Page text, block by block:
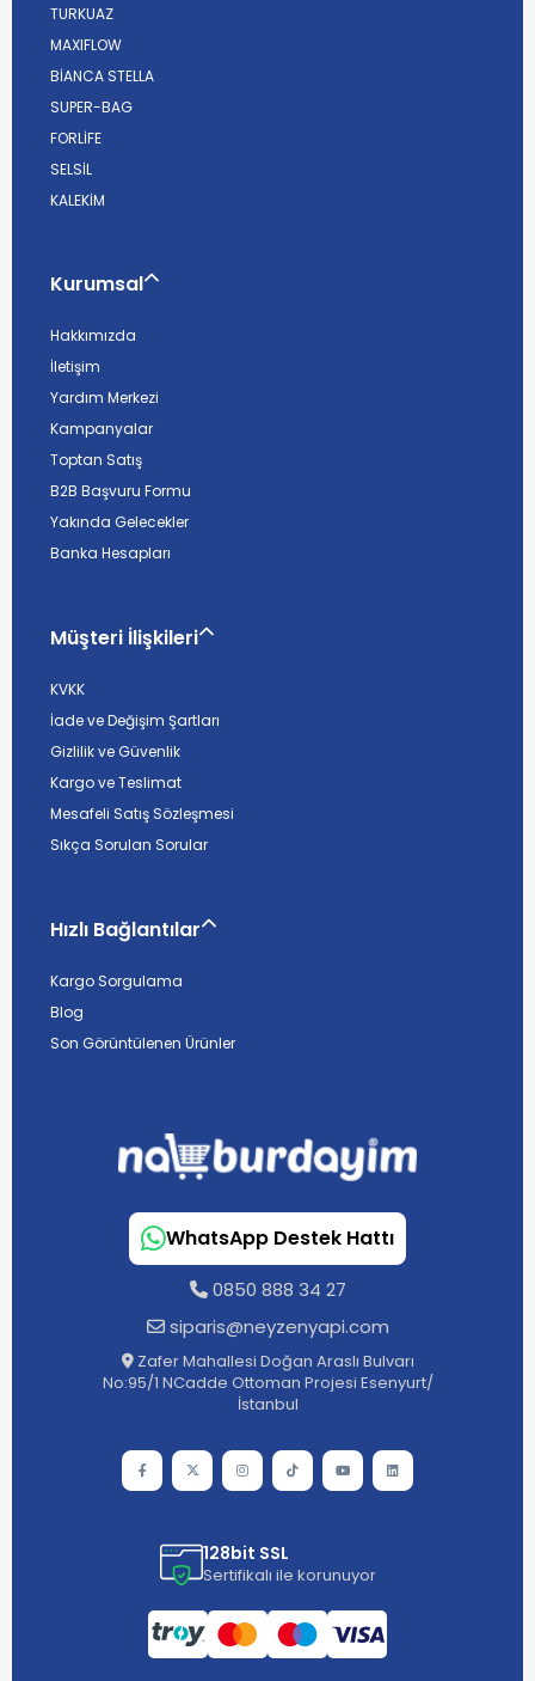
TURKUAZ
MAXIFLOW
BİANCA STELLA
SUPER-BAG
FORLİFE
SELSİL
KALEKİM
Kurumsal
Hakkımızda
İletişim
Yardım Merkezi
Kampanyalar
Toptan Satış
B2B Başvuru Formu
Yakında Gelecekler
Banka Hesapları
Müşteri İlişkileri
KVKK
İade ve Değişim Şartları
Gizlilik ve Güvenlik
Kargo ve Teslimat
Mesafeli Satış Sözleşmesi
Sıkça Sorulan Sorular
Hızlı Bağlantılar
Kargo Sorgulama
Blog
Son Görüntülenen Ürünler
WhatsApp Destek Hattı
0850 888 34 27
siparis@neyzenyapi.com
Zafer Mahallesi Doğan Araslı Bulvarı
No:95/1 NCadde Ottoman Projesi Esenyurt/
İstanbul
128bit SSL
Sertifikalı ile korunuyor